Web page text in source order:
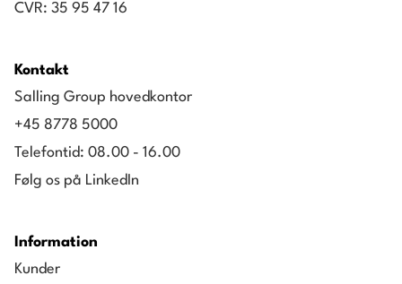
CVR: 35 95 47 16
Kontakt
Salling Group hovedkontor
+45 8778 5000
Telefontid: 08.00 - 16.00
Følg os på LinkedIn
Information
Kunder